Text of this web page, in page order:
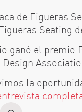
de Figueras
Seating
ganó el
la